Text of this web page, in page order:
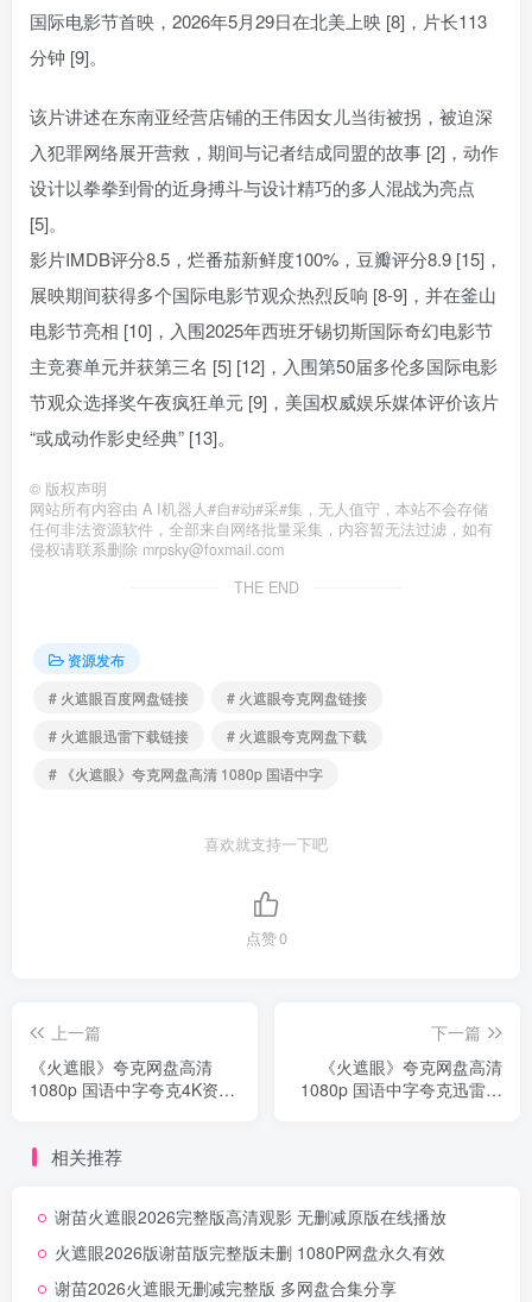
国际电影节首映，2026年5月29日在北美上映 [8]，片长113
分钟 [9]。
该片讲述在东南亚经营店铺的王伟因女儿当街被拐，被迫深
入犯罪网络展开营救，期间与记者结成同盟的故事 [2]，动作
设计以拳拳到骨的近身搏斗与设计精巧的多人混战为亮点
[5]。
影片IMDB评分8.5，烂番茄新鲜度100%，豆瓣评分8.9 [15]，
展映期间获得多个国际电影节观众热烈反响 [8-9]，并在釜山
电影节亮相 [10]，入围2025年西班牙锡切斯国际奇幻电影节
主竞赛单元并获第三名 [5] [12]，入围第50届多伦多国际电影
节观众选择奖午夜疯狂单元 [9]，美国权威娱乐媒体评价该片
“或成动作影史经典” [13]。
© 版权声明
网站所有内容由 A I机器人#自#动#采#集，无人值守，本站不会存储
任何非法资源软件，全部来自网络批量采集，内容暂无法过滤，如有
侵权请联系删除 mrpsky@foxmail.com
THE END
资源发布
# 火遮眼百度网盘链接
# 火遮眼夸克网盘链接
# 火遮眼迅雷下载链接
# 火遮眼夸克网盘下载
# 《火遮眼》夸克网盘高清 1080p 国语中字
喜欢就支持一下吧
点赞0
上一篇
《火遮眼》夸克网盘高清
1080p 国语中字夸克4K资源
下一篇
《火遮眼》夸克网盘高清
1080p 国语中字夸克迅雷网
相关推荐
谢苗火遮眼2026完整版高清观影 无删减原版在线播放
火遮眼2026版谢苗版完整版未删 1080P网盘永久有效
谢苗2026火遮眼无删减完整版 多网盘合集分享